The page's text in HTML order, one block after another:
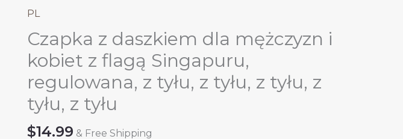
PL
Czapka z daszkiem dla mężczyzn i
kobiet z flagą Singapuru,
regulowana, z tyłu, z tyłu, z tyłu, z
tyłu, z tyłu
$14.99 & Free Shipping